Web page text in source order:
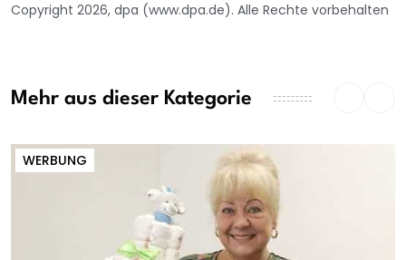
Copyright 2026, dpa (www.dpa.de). Alle Rechte vorbehalten
Mehr aus dieser Kategorie
WERBUNG